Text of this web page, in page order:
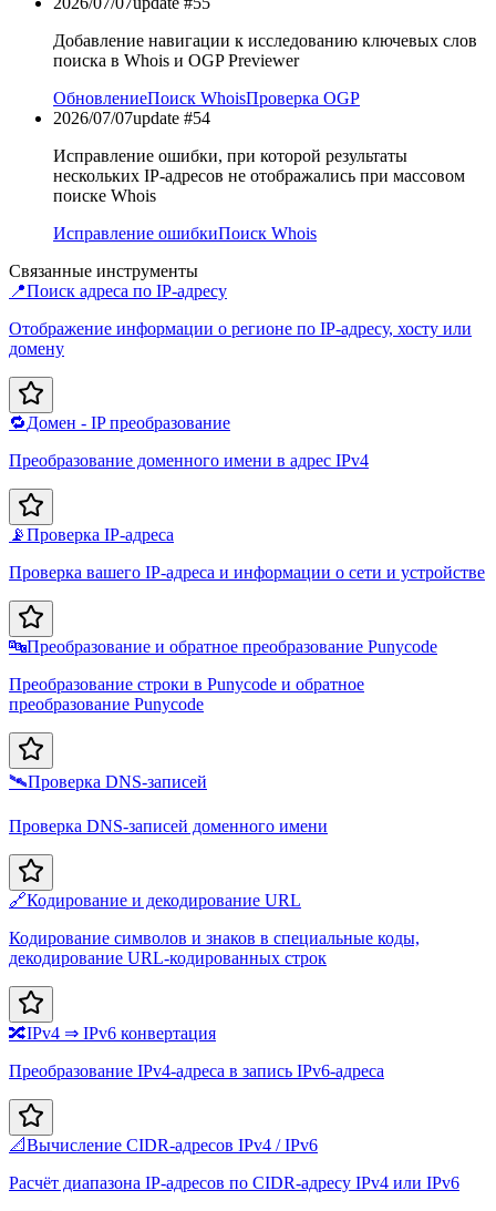
Добавление навигации к исследованию ключевых слов
поиска в Whois и OGP Previewer
ОбновлениеПоиск WhoisПроверка OGP
2026/07/07update #54
Исправление ошибки, при которой результаты
нескольких IP-адресов не отображались при массовом
поиске Whois
Исправление ошибкиПоиск Whois
Связанные инструменты
📍Поиск адреса по IP-адресу
Отображение информации о регионе по IP-адресу, хосту или
домену
🔁Домен - IP преобразование
Преобразование доменного имени в адрес IPv4
📡Проверка IP-адреса
Проверка вашего IP-адреса и информации о сети и устройстве
🔤Преобразование и обратное преобразование Punycode
Преобразование строки в Punycode и обратное
преобразование Punycode
🛰️Проверка DNS-записей
Проверка DNS-записей доменного имени
🔗Кодирование и декодирование URL
Кодирование символов и знаков в специальные коды,
декодирование URL-кодированных строк
🔀IPv4 ⇒ IPv6 конвертация
Преобразование IPv4-адреса в запись IPv6-адреса
📐Вычисление CIDR-адресов IPv4 / IPv6
Расчёт диапазона IP-адресов по CIDR-адресу IPv4 или IPv6